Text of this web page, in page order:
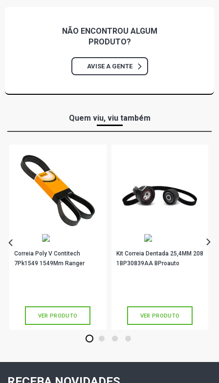
VECTRA GL SEDAN 2.2 8V GASOLINA (1998 - 2003)
VECTRA GLS SEDAN 2.2 8V GASOLINA (1998 - 2004)
2001)
NÃO ENCONTROU ALGUM
PRODUTO?
AVISE A GENTE
Quem viu, viu também
Correia Poly V Contitech
7Pk1549 1549Mm Ranger
VER PRODUTO
Kit Correia Dentada 25,4MM 208
1BP30839AA BProauto
VER PRODUTO
1 2 3 4